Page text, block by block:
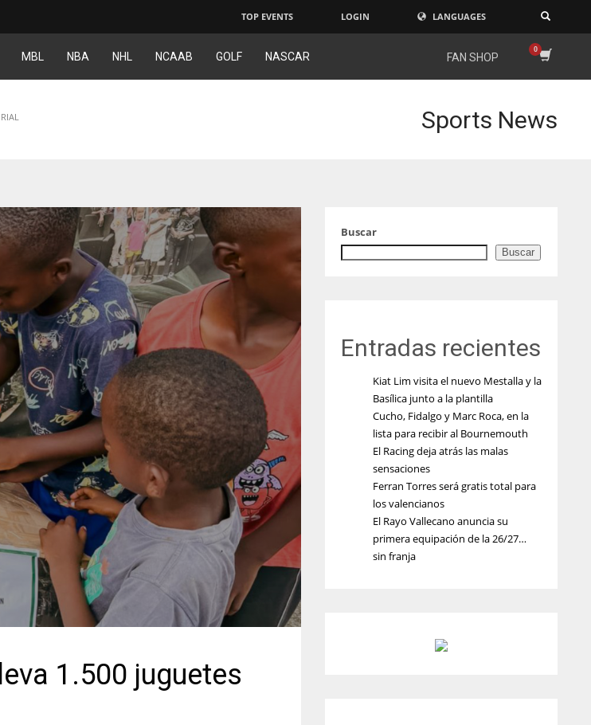
TOP EVENTS LOGIN LANGUAGES
MBL NBA NHL NCAAB GOLF NASCAR FAN SHOP
Sports News
1.500 juguetes
Buscar
Buscar
Entradas recientes
Kiat Lim visita el nuevo Mestalla y la
Basílica junto a la plantilla
Cucho, Fidalgo y Marc Roca, en la
lista para recibir al Bournemouth
El Racing deja atrás las malas
sensaciones
Ferran Torres será gratis total para
los valencianos
El Rayo Vallecano anuncia su
primera equipación de la 26/27…
sin franja